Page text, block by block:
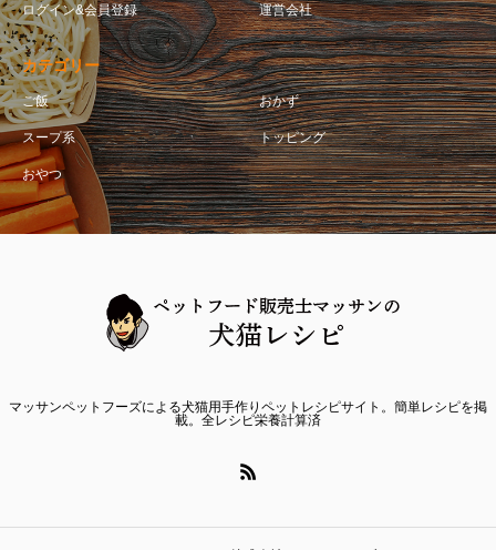
ログイン&会員登録 運営会社
カテゴリー
ご飯 おかず
スープ系 トッピング
おやつ
マッサンペットフーズによる犬猫用手作りペットレシピサイト。簡単レシピを掲
載。全レシピ栄養計算済